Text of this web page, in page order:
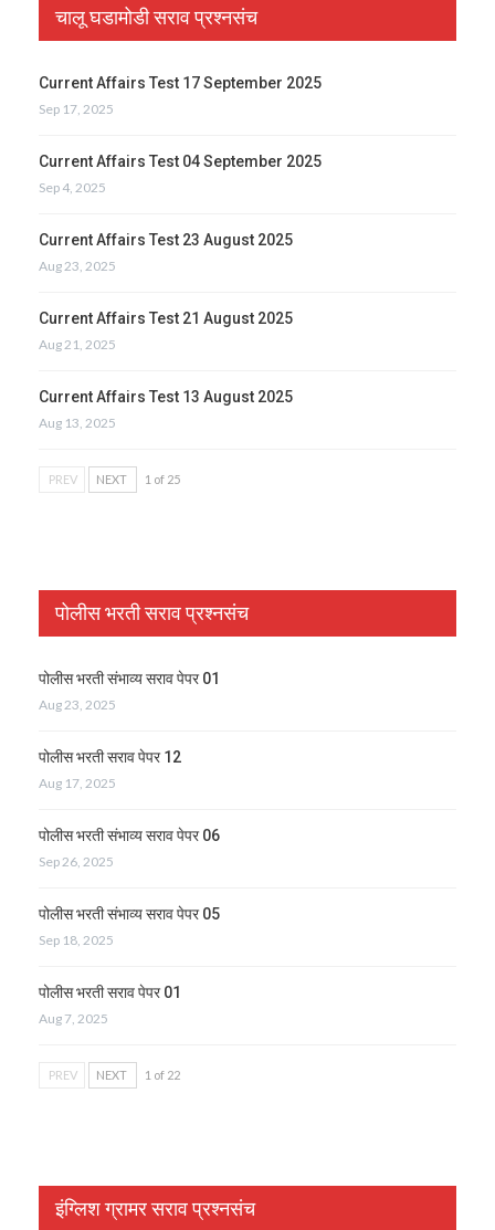
चालू घडामोडी सराव प्रश्नसंच
Current Affairs Test 17 September 2025
Sep 17, 2025
Current Affairs Test 04 September 2025
Sep 4, 2025
Current Affairs Test 23 August 2025
Aug 23, 2025
Current Affairs Test 21 August 2025
Aug 21, 2025
Current Affairs Test 13 August 2025
Aug 13, 2025
PREV NEXT 1 of 25
पोलीस भरती सराव प्रश्नसंच
पोलीस भरती संभाव्य सराव पेपर 01
Aug 23, 2025
पोलीस भरती सराव पेपर 12
Aug 17, 2025
पोलीस भरती संभाव्य सराव पेपर 06
Sep 26, 2025
पोलीस भरती संभाव्य सराव पेपर 05
Sep 18, 2025
पोलीस भरती सराव पेपर 01
Aug 7, 2025
PREV NEXT 1 of 22
इंग्लिश ग्रामर सराव प्रश्नसंच